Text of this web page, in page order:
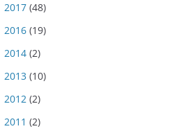
2017 (48)
2016 (19)
2014 (2)
2013 (10)
2012 (2)
2011 (2)